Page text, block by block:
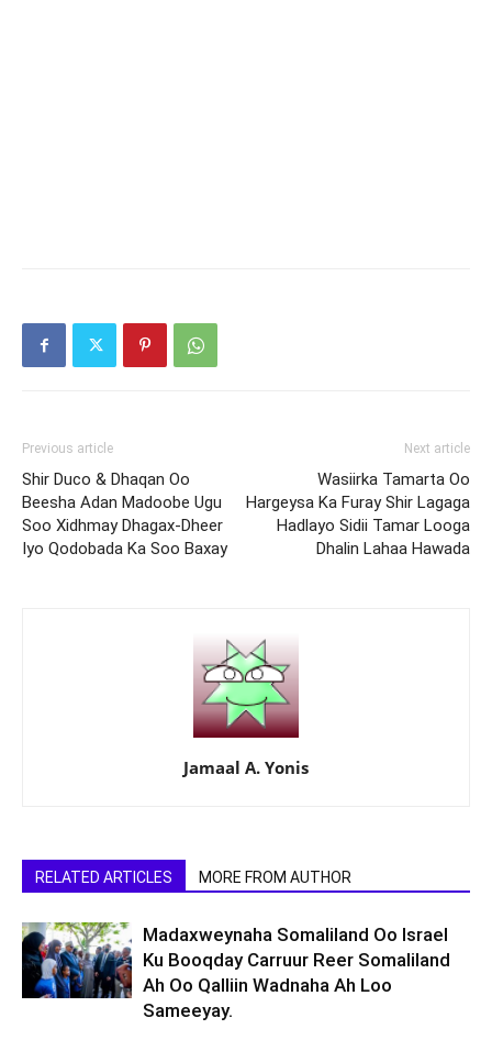
Previous article
Shir Duco & Dhaqan Oo
Beesha Adan Madoobe Ugu
Soo Xidhmay Dhagax-Dheer
Iyo Qodobada Ka Soo Baxay
Next article
Wasiirka Tamarta Oo
Hargeysa Ka Furay Shir Lagaga
Hadlayo Sidii Tamar Looga
Dhalin Lahaa Hawada
Jamaal A. Yonis
RELATED ARTICLES MORE FROM AUTHOR
Madaxweynaha Somaliland Oo Israel
Ku Booqday Carruur Reer Somaliland
Ah Oo Qalliin Wadnaha Ah Loo
Sameeyay.